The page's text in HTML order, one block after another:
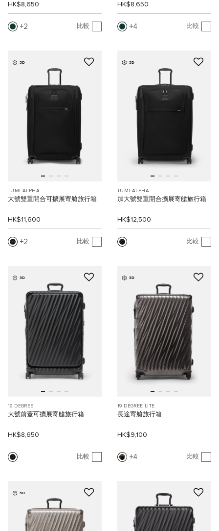
HK$8,650
2 比較
HK$8,650
4 比較
3D
TUMI ALPHA
大號雙重開合可擴展寄艙旅行箱
HK$11,600
2 比較
3D
TUMI ALPHA
加大號雙重開合擴展寄艙旅行箱
HK$12,500
比較
3D
19 DEGREE
大號前蓋可擴展寄艙旅行箱
HK$8,650
比較
3D
19 DEGREE LITE
長途寄艙旅行箱
HK$9,100
4 比較
3D